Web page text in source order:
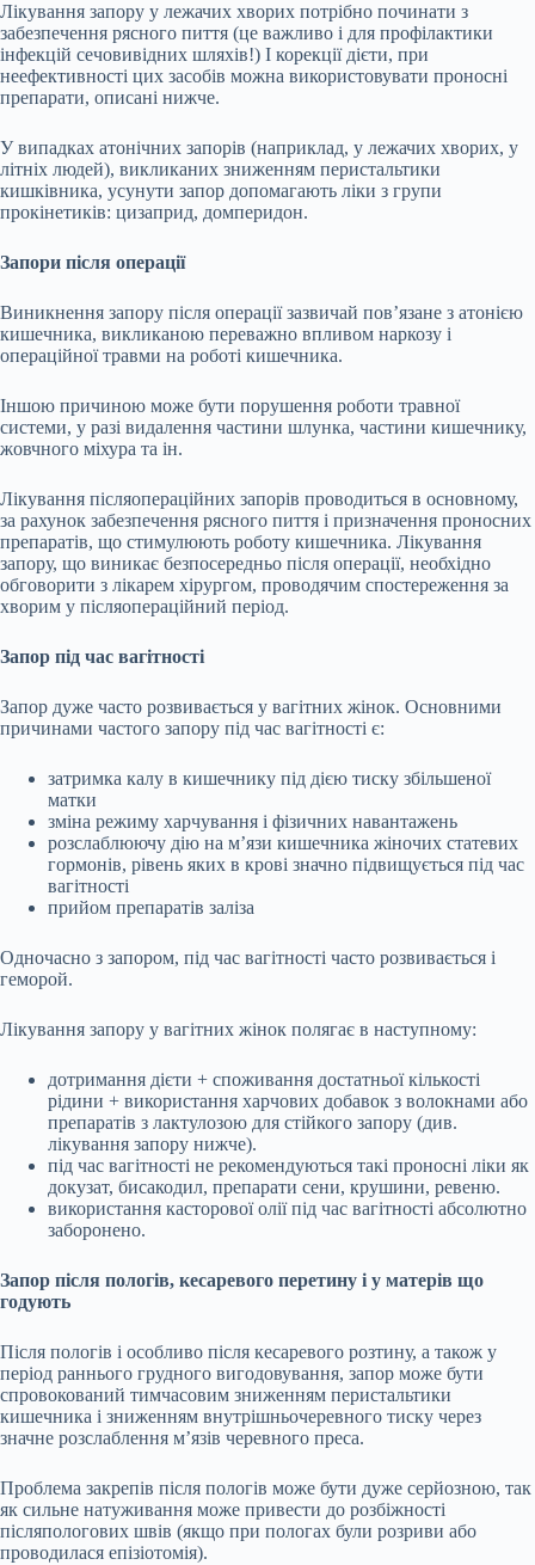
Лікування запору у лежачих хворих потрібно починати з
забезпечення рясного пиття (це важливо і для профілактики
інфекцій сечовивідних шляхів!) І корекції дієти, при
неефективності цих засобів можна використовувати проносні
препарати, описані нижче.
У випадках атонічних запорів (наприклад, у лежачих хворих, у
літніх людей), викликаних зниженням перистальтики
кишківника, усунути запор допомагають ліки з групи
прокінетиків: цизаприд, домперидон.
Запори після операції
Виникнення запору після операції зазвичай пов’язане з атонією
кишечника, викликаною переважно впливом наркозу і
операційної травми на роботі кишечника.
Іншою причиною може бути порушення роботи травної
системи, у разі видалення частини шлунка, частини кишечнику,
жовчного міхура та ін.
Лікування післяопераційних запорів проводиться в основному,
за рахунок забезпечення рясного пиття і призначення проносних
препаратів, що стимулюють роботу кишечника. Лікування
запору, що виникає безпосередньо після операції, необхідно
обговорити з лікарем хірургом, проводячим спостереження за
хворим у післяопераційний період.
Запор під час вагітності
Запор дуже часто розвивається у вагітних жінок. Основними
причинами частого запору під час вагітності є:
затримка калу в кишечнику під дією тиску збільшеної
матки
зміна режиму харчування і фізичних навантажень
розслаблюючу дію на м’язи кишечника жіночих статевих
гормонів, рівень яких в крові значно підвищується під час
вагітності
прийом препаратів заліза
Одночасно з запором, під час вагітності часто розвивається і
геморой.
Лікування запору у вагітних жінок полягає в наступному:
дотримання дієти + споживання достатньої кількості
рідини + використання харчових добавок з волокнами або
препаратів з лактулозою для стійкого запору (див.
лікування запору нижче).
під час вагітності не рекомендуються такі проносні ліки як
докузат, бисакодил, препарати сени, крушини, ревеню.
використання касторової олії під час вагітності абсолютно
заборонено.
Запор після пологів, кесаревого перетину і у матерів що
годують
Після пологів і особливо після кесаревого розтину, а також у
період раннього грудного вигодовування, запор може бути
спровокований тимчасовим зниженням перистальтики
кишечника і зниженням внутрішньочеревного тиску через
значне розслаблення м’язів черевного преса.
Проблема закрепів після пологів може бути дуже серйозною, так
як сильне натуживання може привести до розбіжності
післяпологових швів (якщо при пологах були розриви або
проводилася епізіотомія).